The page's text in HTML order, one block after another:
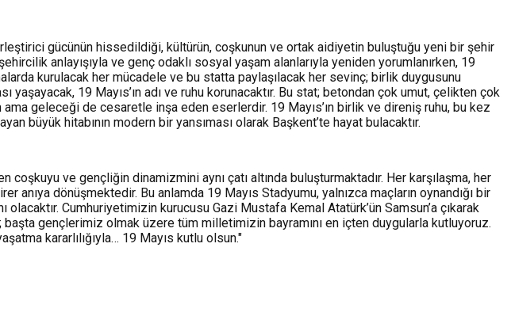
gücünün hissedildiği, kültürün, coşkunun ve ortak aidiyetin buluştuğu yeni bir şehir
anlayışıyla ve genç odaklı sosyal yaşam alanlarıyla yeniden yorumlanırken, 19
kurulacak her mücadele ve bu statta paylaşılacak her sevinç; birlik duygusunu
19 Mayıs’ın adı ve ruhu korunacaktır. Bu stat; betondan çok umut, çelikten çok
geleceği de cesaretle inşa eden eserlerdir. 19 Mayıs’ın birlik ve direniş ruhu, bu kez
büyük hitabının modern bir yansıması olarak Başkent’te hayat bulacaktır.
ve gençliğin dinamizmini aynı çatı altında buluşturmaktadır. Her karşılaşma, her
dönüşmektedir. Bu anlamda 19 Mayıs Stadyumu, yalnızca maçların oynandığı bir
Cumhuriyetimizin kurucusu Gazi Mustafa Kemal Atatürk’ün Samsun’a çıkarak
başta gençlerimiz olmak üzere tüm milletimizin bayramını en içten duygularla kutluyoruz.
kararlılığıyla… 19 Mayıs kutlu olsun."